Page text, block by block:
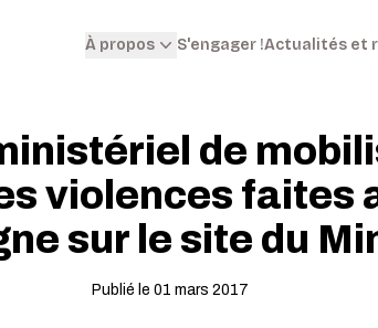
À propos S'engager !Actualités et
de
violences faites
sur le site du
Publié le 01 mars 2017